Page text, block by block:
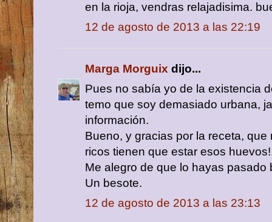
en la rioja, vendras relajadisima.
12 de agosto de 2013 a las 22:19
Marga Morguix dijo...
Pues no sabía yo de la existencia
temo que soy demasiado urbana,
información.
Bueno, y gracias por la receta, que
ricos tienen que estar esos
Me alegro de que lo hayas pasado
Un besote.
12 de agosto de 2013 a las 23:13